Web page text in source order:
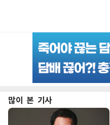
많이 본 기사